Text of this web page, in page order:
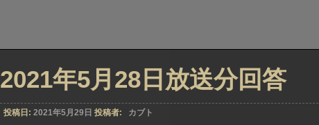
2021年5月28日放送分回答
投稿日: 2021年5月29日 投稿者: カブト